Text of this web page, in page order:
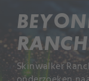
RANCH
Skinwalker